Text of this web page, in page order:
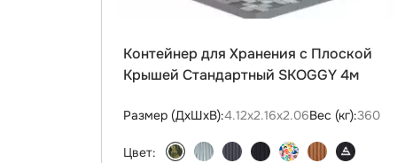
Контейнер для Хранения с Плоской
Крышей Стандартный SKOGGY 4м
Размер (ДxШxВ):4.12х2.16х2.06Вес (кг):360
Цвет: